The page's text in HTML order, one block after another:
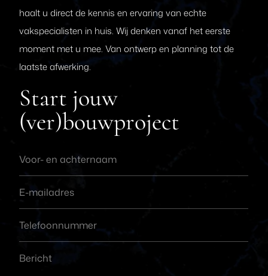
haalt u direct de kennis en ervaring van echte
vakspecialisten in huis. Wij denken vanaf het eerste
moment met u mee. Van ontwerp en planning tot de
laatste afwerking.
Start jouw
(ver)bouwproject